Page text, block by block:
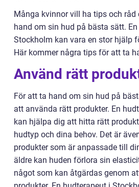
Många kvinnor vill ha tips och råd
hand om sin hud på bästa sätt.
Stockholm kan vara en stor hjälp
Här kommer några tips för att ta
Använd rätt
För att ta hand om sin hud på
att använda rätt produkter. En
kan hjälpa dig att hitta rätt
hudtyp och dina behov. Det är
produkter som är anpassade till
äldre kan huden förlora sin
något som kan åtgärdas genom